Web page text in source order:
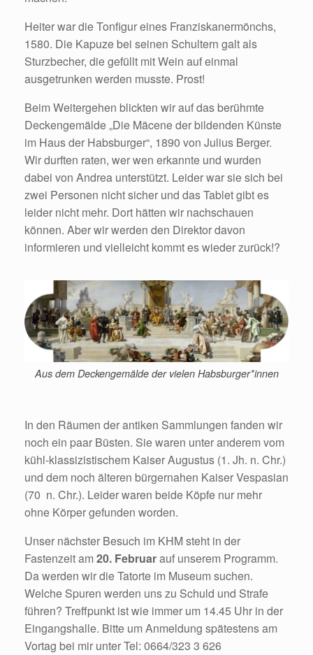
Heiter war die Tonfigur eines Franziskanermönchs,
1580. Die Kapuze bei seinen Schultern galt als
Sturzbecher, die gefüllt mit Wein auf einmal
ausgetrunken werden musste. Prost!
Beim Weitergehen blickten wir auf das berühmte
Deckengemälde „Die Mäcene der bildenden Künste
im Haus der Habsburger“, 1890 von Julius Berger.
Wir durften raten, wer wen erkannte und wurden
dabei von Andrea unterstützt. Leider war sie sich bei
zwei Personen nicht sicher und das Tablet gibt es
leider nicht mehr. Dort hätten wir nachschauen
können. Aber wir werden den Direktor davon
informieren und vielleicht kommt es wieder zurück!?
Aus dem Deckengemälde der vielen Habsburger*innen
In den Räumen der antiken Sammlungen fanden wir
noch ein paar Büsten. Sie waren unter anderem vom
kühl-klassizistischem Kaiser Augustus (1. Jh. n. Chr.)
und dem noch älteren bürgernahen Kaiser Vespasian
(70 n. Chr.). Leider waren beide Köpfe nur mehr
ohne Körper gefunden worden.
Unser nächster Besuch im KHM steht in der
Fastenzeit am20. Februarauf unserem Programm.
Da werden wir die Tatorte im Museum suchen.
Welche Spuren werden uns zu Schuld und Strafe
führen? Treffpunkt ist wie immer um 14.45 Uhr in der
Eingangshalle. Bitte um Anmeldung spätestens am
Vortag bei mir unter Tel: 0664/323 3 626